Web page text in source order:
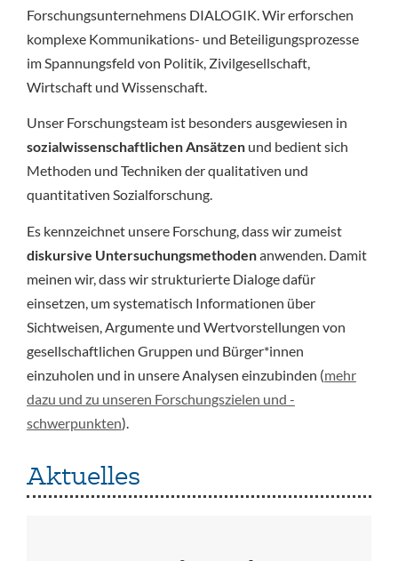
Forschungsunternehmens DIALOGIK. Wir erforschen
komplexe Kommunikations- und Beteiligungsprozesse
im Spannungsfeld von Politik, Zivilgesellschaft,
Wirtschaft und Wissenschaft.
Unser Forschungsteam ist besonders ausgewiesen in
sozialwissenschaftlichen Ansätzenund bedient sich
Methoden und Techniken der qualitativen und
quantitativen Sozialforschung.
Es kennzeichnet unsere Forschung, dass wir zumeist
diskursive Untersuchungsmethodenanwenden. Damit
meinen wir, dass wir strukturierte Dialoge dafür
einsetzen, um systematisch Informationen über
Sichtweisen, Argumente und Wertvorstellungen von
gesellschaftlichen Gruppen und Bürger*innen
einzuholen und in unsere Analysen einzubinden (mehr
dazu und zu unseren Forschungszielen und -
schwerpunkten).
Aktuelles